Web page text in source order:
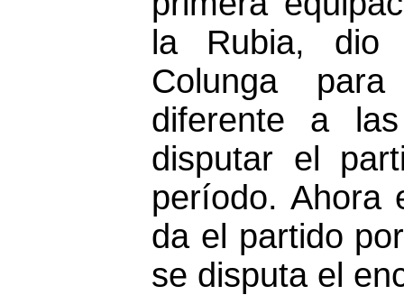
la Rubia, dio
Colunga
diferente a
disputar el
período. Ahora
da el partido
se disputa el